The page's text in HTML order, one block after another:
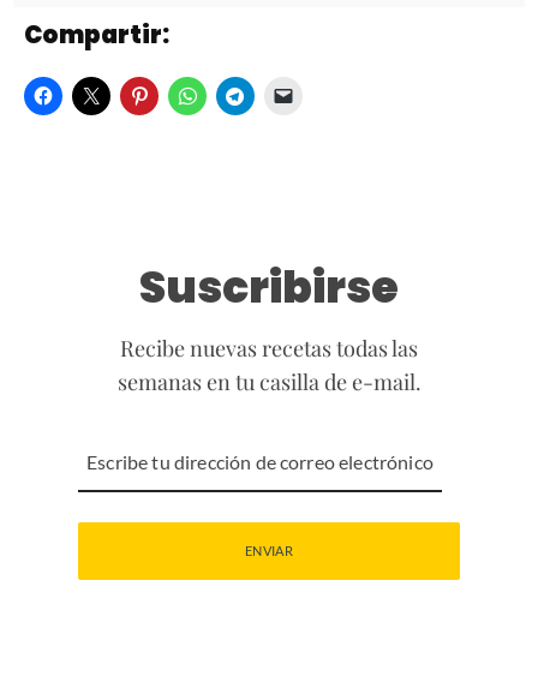
Compartir:
Suscribirse
Recibe nuevas recetas todas las
semanas en tu casilla de e-mail.